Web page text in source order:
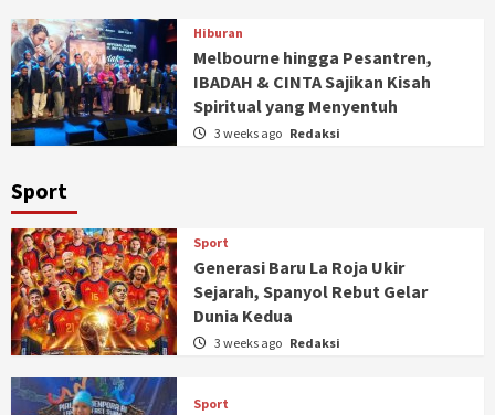
Hiburan
Melbourne hingga Pesantren,
IBADAH & CINTA Sajikan Kisah
Spiritual yang Menyentuh
3 weeks ago Redaksi
Sport
Sport
Generasi Baru La Roja Ukir
Sejarah, Spanyol Rebut Gelar
Dunia Kedua
3 weeks ago Redaksi
Sport